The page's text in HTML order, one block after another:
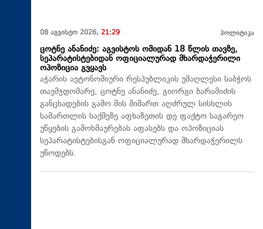
08 აგვისტო 2026, 21:29 პოლიტიკა
ცოტნე ანანიძე: აგვისტოს ომიდან 18 წლის თავზე,
სეპარატისტებიდან ოფიციალურად მხარდაჭერილი
ოპოზიცია გვყავს
აჭარის ავტონომიური რესპუბლიკის უმაღლესი საბჭოს
თავმჯდომარე, ცოტნე ანანიძე, გიორგი ბარამიძის
განცხადების გამო მის მიმართ აღძრულ სისხლის
სამართლის საქმეზე აფხაზეთის დე ფაქტო საგარეო
უწყების გამოხმაურებას აფასებს და ოპოზიციას
სეპარატისტებისგან ოფიციალურად მხარდაჭერილს
უწოდებს.